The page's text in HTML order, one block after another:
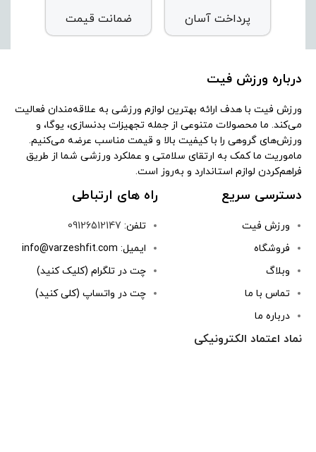
پرداخت آسان ضمانت قیمت
درباره ورزش فیت
ورزش فیت با هدف ارائه بهترین لوازم ورزشی به علاقه‌مندان فعالیت
می‌کند. ما محصولات متنوعی از جمله تجهیزات بدنسازی، یوگا، و
ورزش‌های گروهی را با کیفیت بالا و قیمت مناسب عرضه می‌کنیم.
ماموریت ما کمک به ارتقای سلامتی و عملکرد ورزشی شما از طریق
فراهم‌کردن لوازم استاندارد و به‌روز است.
دسترسی سریع
ورزش فیت
فروشگاه
وبلاگ
تماس با ما
درباره ما
راه های ارتباطی
تلفن: 09126512147
ایمیل: info@varzeshfit.com
چت در تلگرام (کلیک کنید)
چت در واتساپ (کلی کنید)
نماد اعتماد الکترونیکی